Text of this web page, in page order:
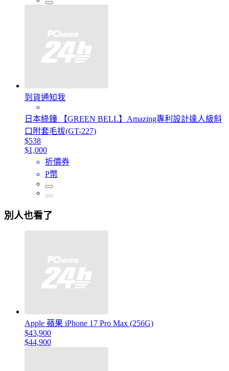
到貨通知我
日本綠鐘 【GREEN BELL】Amazing專利設計達人級斜
口附套毛拔(GT-227)
$538
$1,000
折價券
P幣
別人也看了
Apple 蘋果 iPhone 17 Pro Max (256G)
$43,900
$44,900